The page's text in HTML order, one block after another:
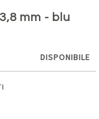
mm - blu
DISPONIBILE